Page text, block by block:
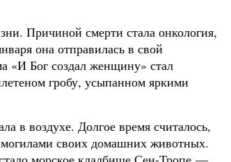
Причиной смерти стала онкология,
она отправилась в свой
«И Бог создал женщину» стал
гробу, усыпанном яркими
в воздухе. Долгое время считалось,
могилами своих домашних животных.